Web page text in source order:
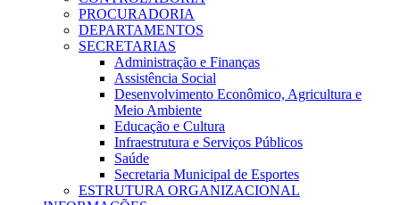
PROCURADORIA
DEPARTAMENTOS
SECRETARIAS
Administração e Finanças
Assistência Social
Desenvolvimento Econômico, Agricultura e
Meio Ambiente
Educação e Cultura
Infraestrutura e Serviços Públicos
Saúde
Secretaria Municipal de Esportes
ESTRUTURA ORGANIZACIONAL